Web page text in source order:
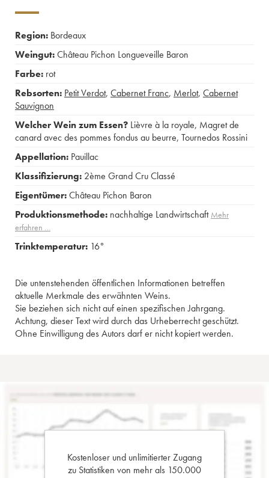
Region: Bordeaux
Weingut:Château Pichon Longueveille Baron
Farbe: rot
Rebsorten: Petit Verdot, Cabernet Franc, Merlot, Cabernet
Sauvignon
Welcher Wein zum Essen? Lièvre à la royale, Magret de
canard avec des pommes fondus au beurre, Tournedos Rossini
Appellation: Pauillac
Klassifizierung: 2ème Grand Cru Classé
Eigentümer:Château Pichon Baron
Produktionsmethode: nachhaltige Landwirtschaft Mehr
erfahren …
Trinktemperatur: 16°
Die untenstehenden öffentlichen Informationen betreffen
aktuelle Merkmale des erwähnten Weins.
Sie beziehen sich nicht auf einen spezifischen Jahrgang.
Achtung, dieser Text wird durch das Urheberrecht geschützt.
Ohne Einwilligung des Autors darf er nicht kopiert werden.
Kostenloser und unlimitierter Zugang
zu Statistiken von mehr als 150.000